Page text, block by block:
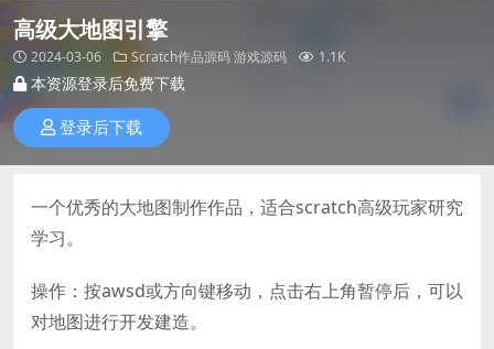
高级大地图引擎
2024-03-06 Scratch作品源码游戏源码 1.1K
本资源登录后免费下载
登录后下载
一个优秀的大地图制作作品，适合scratch高级玩家研究
学习。
操作：按awsd或方向键移动，点击右上角暂停后，可以
对地图进行开发建造。